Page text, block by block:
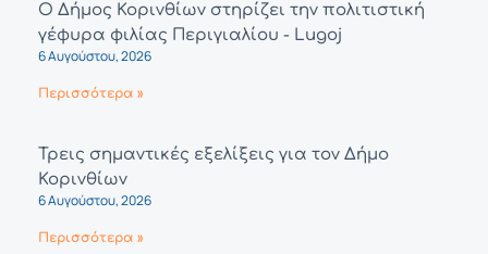
Ο Δήμος Κορινθίων στηρίζει την πολιτιστική
γέφυρα φιλίας Περιγιαλίου - Lugoj
6 Αυγούστου, 2026
Περισσότερα »
Τρεις σημαντικές εξελίξεις για τον Δήμο
Κορινθίων
6 Αυγούστου, 2026
Περισσότερα »